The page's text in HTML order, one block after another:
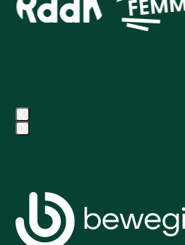
left
access
the
carousel
the
first